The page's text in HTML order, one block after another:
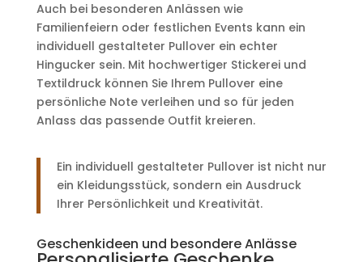
Auch bei besonderen Anlässen wie
Familienfeiern oder festlichen Events kann ein
individuell gestalteter Pullover ein echter
Hingucker sein. Mit hochwertiger Stickerei und
Textildruck können Sie Ihrem Pullover eine
persönliche Note verleihen und so für jeden
Anlass das passende Outfit kreieren.
Ein individuell gestalteter Pullover ist nicht nur
ein Kleidungsstück, sondern ein Ausdruck
Ihrer Persönlichkeit und Kreativität.
Geschenkideen und besondere Anlässe